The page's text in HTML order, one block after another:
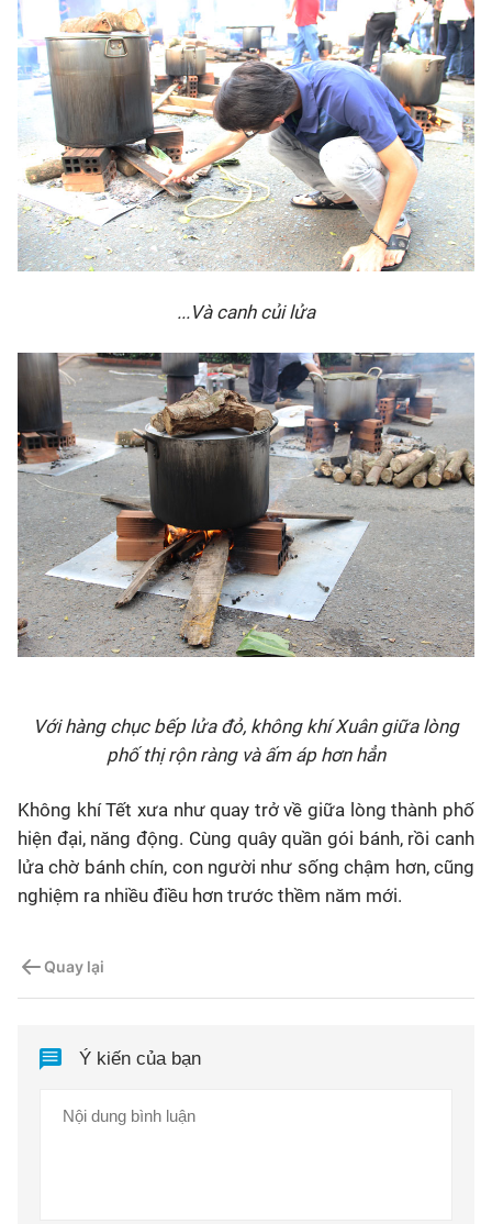
...Và canh củi lửa
Với hàng chục bếp lửa đỏ, không khí Xuân giữa lòng
phố thị rộn ràng và ấm áp hơn hẳn
Không khí Tết xưa như quay trở về giữa lòng thành phố
hiện đại, năng động. Cùng quây quần gói bánh, rồi canh
lửa chờ bánh chín, con người như sống chậm hơn, cũng
nghiệm ra nhiều điều hơn trước thềm năm mới.
Quay lại
Ý kiến của bạn